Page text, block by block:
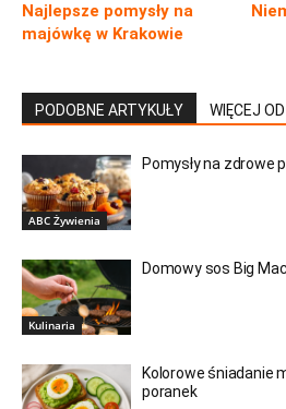
Najlepsze pomysły na
majówkę w Krakowie
PODOBNE ARTYKUŁY WIĘCEJ
ABC Żywienia
Pomysły na zdrowe
Kulinaria
Domowy sos Big
Kolorowe śniadanie
poranek